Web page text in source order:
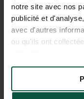
notre site avec nos
publicité et
avec d'autres
ou qu'ils ont